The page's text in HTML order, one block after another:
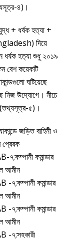
৪)।
+ ধর্ষক হত্যা +
দিয়ে
ধর্ষক হত্যা শুধু ২০১৯
বেশ কয়েকটি
ঘটিয়েছে
নিজ উদ্যোগে। নীচে
(তথ্যসূত্র-৫)।
জড়িত বাহিনী ও
প্রেরক
৭;কম্পানী কমান্ডার
আমীন
-৭;কম্পানী কমান্ডার
আমীন
-৭;কম্পানী কমান্ডার
আমীন
-৭;সহকারী